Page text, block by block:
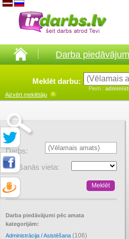
Darba
Meklēt darbu:
Piem.:
Aizvērt meklētāju
Darbs:
Atrašanās vieta:
Darba piedāvājumi pēc amata
kategorijām:
Administrācija / Asistēšana (106)